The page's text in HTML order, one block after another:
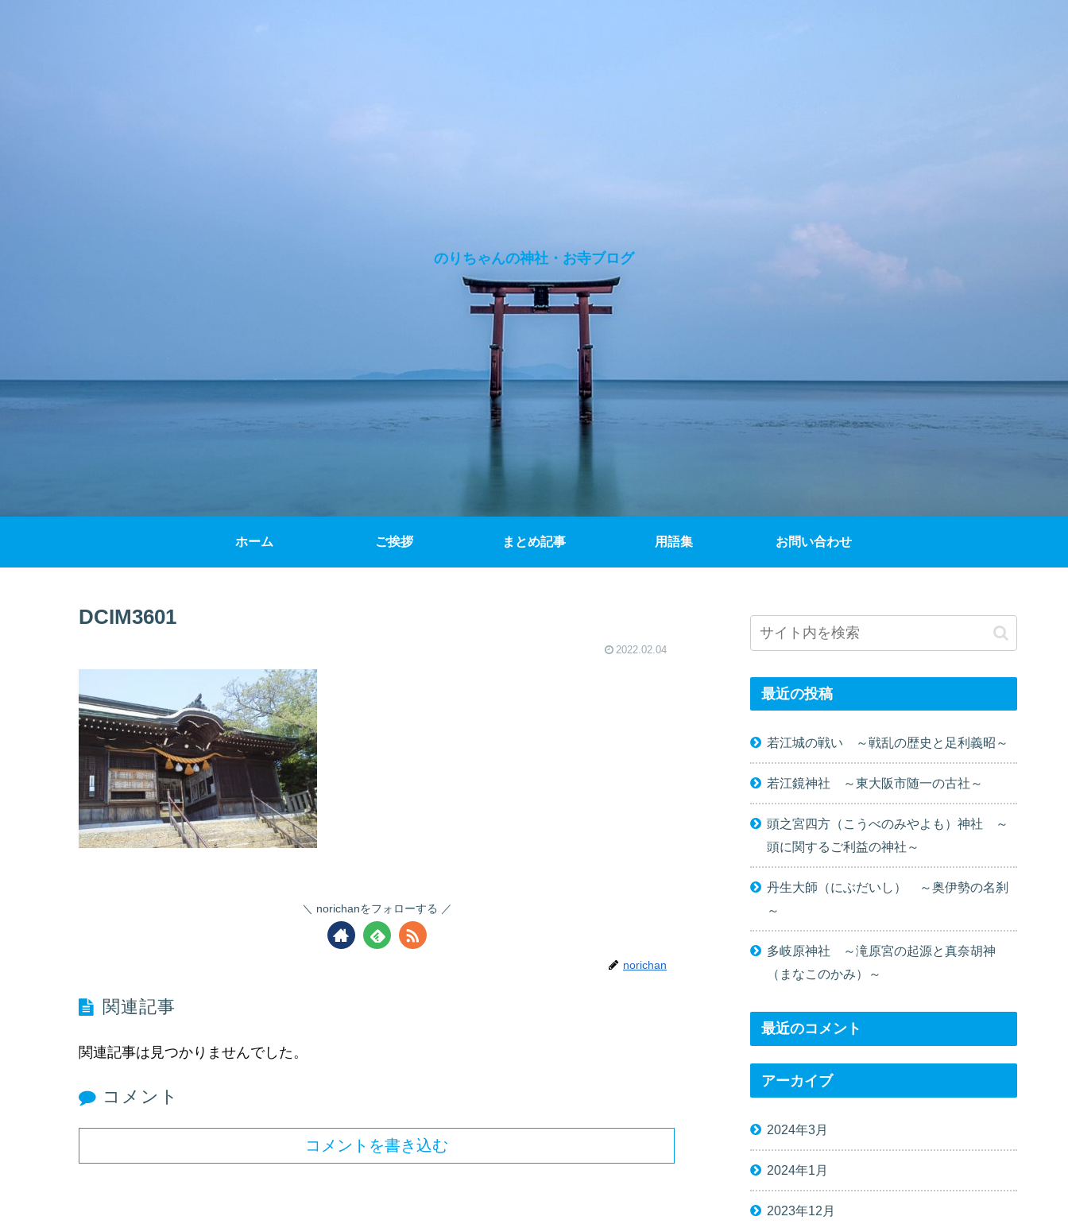
のりちゃんの神社・お寺ブログ
ホーム ご挨拶 まとめ記事 用語集 お問い合わせ
DCIM3601
2022.02.04
norichanをフォローする
norichan
関連記事
関連記事は見つかりませんでした。
コメント
コメントを書き込む
最近の投稿
若江城の戦い ～戦乱の歴史と足利義昭～
若江鏡神社 ～東大阪市随一の古社～
頭之宮四方（こうべのみやよも）神社 ～
頭に関するご利益の神社～
丹生大師（にぶだいし） ～奥伊勢の名刹
～
多岐原神社 ～滝原宮の起源と真奈胡神
（まなこのかみ）～
最近のコメント
アーカイブ
2024年3月
2024年1月
2023年12月